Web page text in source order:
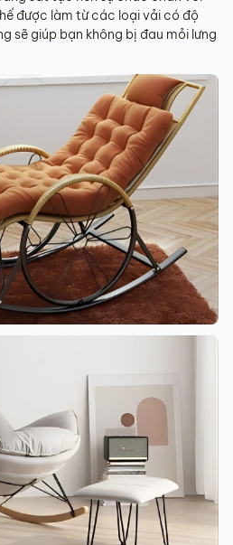
được làm từ các loại vải có độ
sẽ giúp bạn không bị đau mỏi lưng